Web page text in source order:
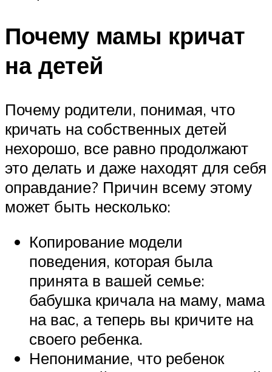
Почему мамы кричат
на детей
Почему родители, понимая, что
кричать на собственных детей
нехорошо, все равно продолжают
это делать и даже находят для себя
оправдание? Причин всему этому
может быть несколько:
Копирование модели
поведения, которая была
принята в вашей семье:
бабушка кричала на маму, мама
на вас, а теперь вы кричите на
своего ребенка.
Непонимание, что ребенок